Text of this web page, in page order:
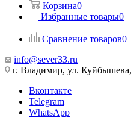
Корзина0
Избранные товары0
Сравнение товаров0
info@sever33.ru
г. Владимир, ул. Куйбышева,
Вконтакте
Telegram
WhatsApp